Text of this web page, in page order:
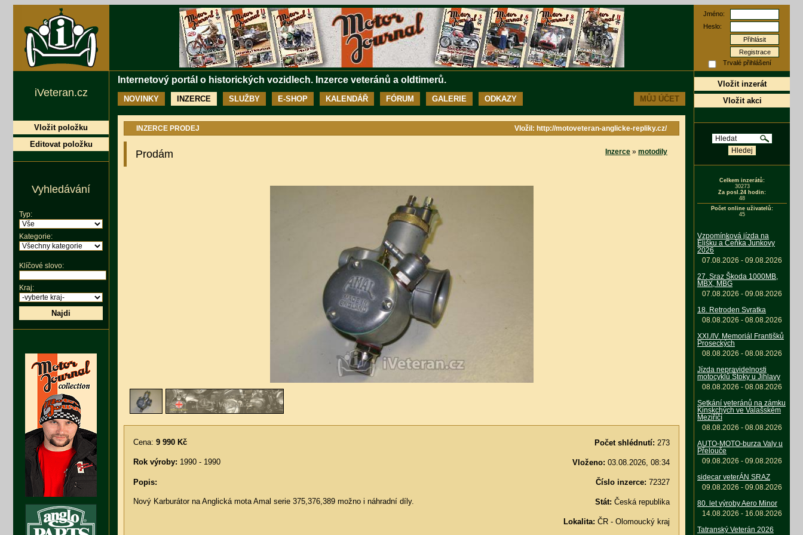
Internetový portál o historických vozidlech. Inzerce veteránů a oldtimerů.
NOVINKY INZERCE SLUŽBY E-SHOP KALENDÁŘ FÓRUM GALERIE ODKAZY MŮJ ÚČET
Vložil: http://motoveteran-anglicke-repliky.cz/
INZERCE PRODEJ
Inzerce » motodily
Prodám
Cena: 9 990 Kč
Rok výroby: 1990 - 1990
Popis:
Nový Karburátor na Anglická mota Amal serie 375,376,389 možno i náhradní díly.
Počet shlédnutí: 273
Vloženo: 03.08.2026, 08:34
Číslo inzerce: 72327
Stát: Česká republika
Lokalita: ČR - Olomoucký kraj
Jméno:
Heslo:
Registrace
Trvalé přihlášení
Vložit inzerát
Vložit akci
Celkem inzerátů:
30273
Za posl.24 hodin:
48
Počet online uživatelů:
45
Vzpomínková jízda na
Elišku a Čeňka Junkovy
2026
07.08.2026 - 09.08.2026
27. Sraz Škoda 1000MB,
MBX, MBG
07.08.2026 - 09.08.2026
18. Retroden Svratka
08.08.2026 - 08.08.2026
XXI./IV. Memoriál Františků
Proseckých
08.08.2026 - 08.08.2026
Jízda nepravidelnosti
motocyklů Štoky u Jihlavy
08.08.2026 - 08.08.2026
Setkání veteránů na zámku
Kinskchých ve Valašském
Meziříčí
08.08.2026 - 08.08.2026
AUTO-MOTO-burza Valy u
Přelouče
09.08.2026 - 09.08.2026
sidecar veterÁN SRAZ
09.08.2026 - 09.08.2026
80. let výroby Aero Minor
14.08.2026 - 16.08.2026
Tatranský Veterán 2026
iVeteran.cz
Vložit položku
Editovat položku
Vyhledávání
Typ:
Kategorie:
Klíčové slovo:
Kraj:
Najdi